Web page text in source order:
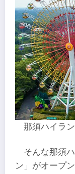
那須ハイラ
そんな那須
ン」がオープ